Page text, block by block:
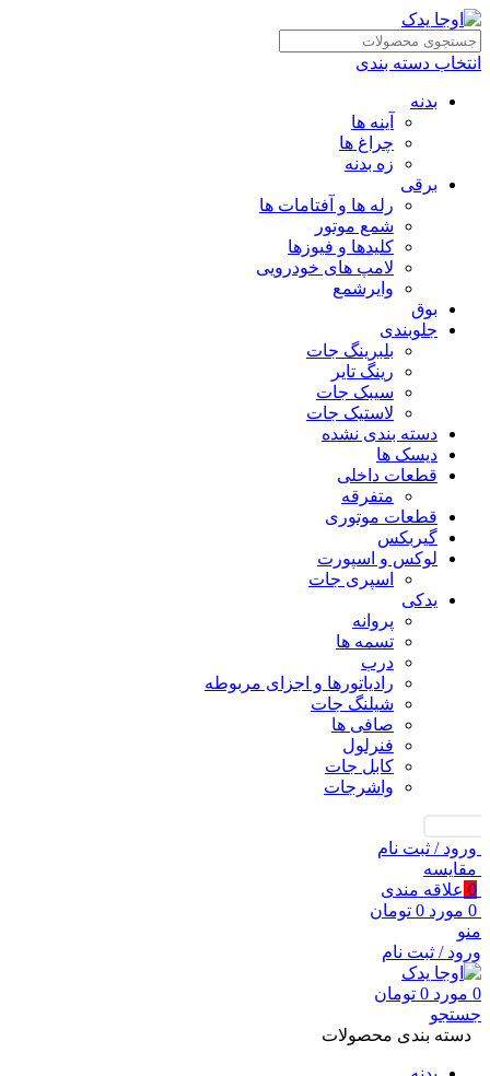
انتخاب دسته بندی
بدنه
آینه ها
چراغ ها
زه بدنه
برقی
رله ها و آفتامات ها
شمع موتور
کلیدها و فیوزها
لامپ های خودرویی
وایرشمع
بوق
جلوبندی
بلبرینگ جات
رینگ تایر
سیبک جات
لاستیک جات
دسته بندی نشده
دیسک ها
قطعات داخلی
متفرقه
قطعات موتوری
گیربکس
لوکس و اسپورت
اسپری جات
یدکی
پروانه
تسمه ها
درب
رادیاتورها و اجزای مربوطه
شیلنگ جات
صافی ها
فنرلول
کابل جات
واشرجات
ورود / ثبت نام
مقايسه
0 علاقه مندی
0 مورد 0 تومان
منو
ورود / ثبت نام
0 مورد 0 تومان
جستجو
دسته بندی محصولات